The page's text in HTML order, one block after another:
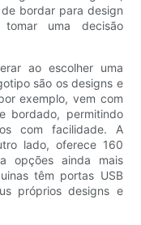
bordar para design
uma decisão
ao escolher uma
são os designs e
exemplo, vem com
bordado, permitindo
com facilidade. A
lado, oferece 160
opções ainda mais
têm portas USB
próprios designs e